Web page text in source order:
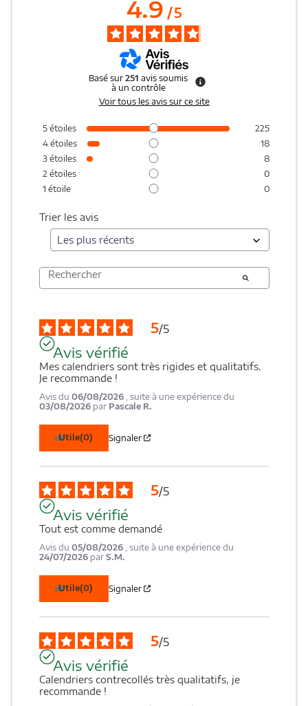
4.9/5
Basé sur251 avis soumis
à un contrôle
Voir tous les avis sur ce site
5 étoiles
225
4 étoiles
18
3 étoiles
8
2 étoiles
0
1 étoile 0
Trier les avis
5/5
Avis vérifié
Mes calendriers sont très rigides et qualitatifs.
Je recommande !
Avis du 06/08/2026 , suite à une expérience du
03/08/2026 par Pascale R.
Utile(0) Signaler
5/5
Avis vérifié
Tout est comme demandé
Avis du 05/08/2026 , suite à une expérience du
24/07/2026 par S.M.
Utile(0) Signaler
5/5
Avis vérifié
Calendriers contrecollés très qualitatifs, je
recommande !